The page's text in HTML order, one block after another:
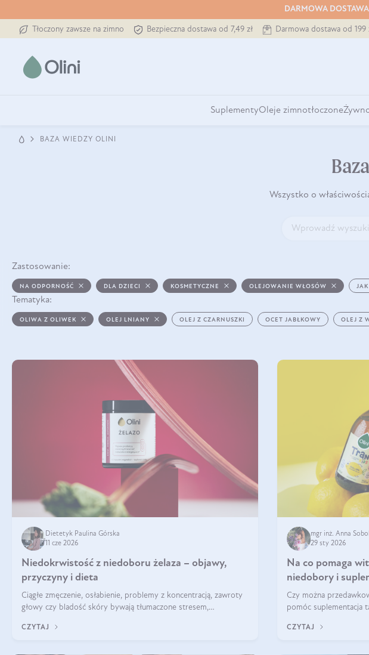
DARMOWA
Tłoczony zawsze na zimno Bezpieczna dostawa od 7,49 zł Darmowa dostawa od 199
SuplementyOleje zimnotłoczone
BAZA WIEDZY OLINI
Wszystko o
Zastosowanie:
NA ODPORNOŚĆ DLA DZIECI KOSMETYCZNE OLEJOWANIE WŁOSÓW
Tematyka:
OLIWA Z OLIWEK OLEJ LNIANY OLEJ Z CZARNUSZKI OCET JABŁKOWY OLEJ Z
Dietetyk Paulina Górska
11 cze 2026
Niedokrwistość z niedoboru żelaza – objawy,
przyczyny i dieta
Ciągłe zmęczenie, osłabienie, problemy z koncentracją, zawroty
głowy czy bladość skóry bywają tłumaczone stresem,
może być niedokrwistość z niedoboru żelaza.
CZYTAJ
mgr inż. Anna Sobol
29 sty 2026
Na co pomaga
niedobory i
Czy można
pomóc suplementacja
zalecane jest jesienią i
CZYTAJ